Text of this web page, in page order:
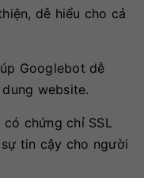
dễ hiểu cho cả
Googlebot dễ
website.
có chứng chỉ SSL
tin cậy cho người